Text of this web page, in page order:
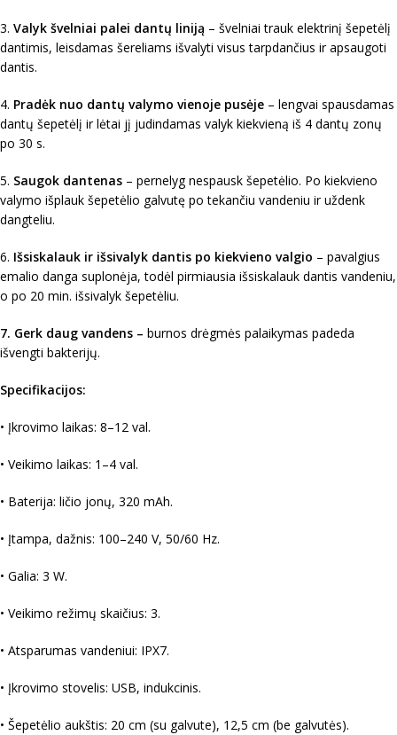
3. Valyk švelniai palei dantų liniją – švelniai trauk elektrinį šepetėlį
dantimis, leisdamas šereliams išvalyti visus tarpdančius ir apsaugoti
dantis.
4. Pradėk nuo dantų valymo vienoje pusėje – lengvai spausdamas
dantų šepetėlį ir lėtai jį judindamas valyk kiekvieną iš 4 dantų zonų
po 30 s.
5. Saugok dantenas – pernelyg nespausk šepetėlio. Po kiekvieno
valymo išplauk šepetėlio galvutę po tekančiu vandeniu ir uždenk
dangteliu.
6. Išsiskalauk ir išsivalyk dantis po kiekvieno valgio – pavalgius
emalio danga suplonėja, todėl pirmiausia išsiskalauk dantis vandeniu,
o po 20 min. išsivalyk šepetėliu.
7. Gerk daug vandens – burnos drėgmės palaikymas padeda
išvengti bakterijų.
Specifikacijos:
• Įkrovimo laikas: 8–12 val.
• Veikimo laikas: 1–4 val.
• Baterija: ličio jonų, 320 mAh.
• Įtampa, dažnis: 100–240 V, 50/60 Hz.
• Galia: 3 W.
• Veikimo režimų skaičius: 3.
• Atsparumas vandeniui: IPX7.
• Įkrovimo stovelis: USB, indukcinis.
• Šepetėlio aukštis: 20 cm (su galvute), 12,5 cm (be galvutės).